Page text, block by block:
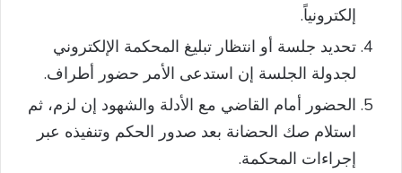
إلكترونياً.
تحديد جلسة أو انتظار تبليغ المحكمة الإلكتروني
لجدولة الجلسة إن استدعى الأمر حضور أطراف.
الحضور أمام القاضي مع الأدلة والشهود إن لزم، ثم
استلام صك الحضانة بعد صدور الحكم وتنفيذه عبر
إجراءات المحكمة.